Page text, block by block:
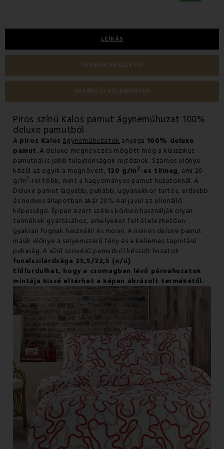
LEÍRÁS
TERMÉK RÉSZLETEI
VÁSÁRLÓI VÉLEMÉNYEK
Piros színű Kalos pamut ágyneműhuzat 100%
deluxe pamutból
A piros Kalos ágyneműhuzatok anyaga 100% deluxe
pamut. A deluxe megnevezés mögött még a klasszikus
pamutnál is jobb tulajdonságok rejtőznek. Számos előnye
közül az egyik a megnövelt, 120 g/m 2-es tömeg, ami 20
g/m2-rel több, mint a hagyományos pamut huzatoknál. A
Deluxe pamut lágyabb, puhább, ugyanakkor tartós, erősebb
és nedves állapotban akár 20%-kal javul az ellenálló
képessége. Éppen ezért széles körben használják olyan
termékek gyártásához, amelyeket feltételezhetően
gyakran fognak használni és mosni. A nemes deluxe pamut
másik előnye a selyemszerű fény és a kellemes tapintású
puhaság. A sűrű szövésű pamutból készült huzatok
fonalszilárdsága 25,5/22,5 (o/ú).
Előfordulhat, hogy a csomagban lévő párnahuzatok
mintája kissé eltérhet a képen ábrázolt termékétől.